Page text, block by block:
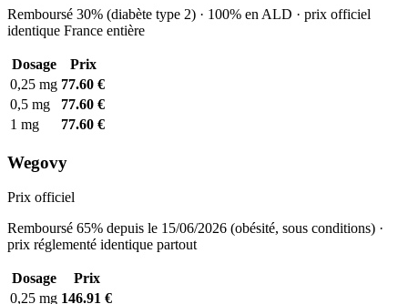
Remboursé 30% (diabète type 2) · 100% en ALD · prix officiel
identique France entière
Dosage
Prix
0,25 mg 77.60 €
0,5 mg
77.60 €
1 mg
77.60 €
Wegovy
Prix officiel
Remboursé 65% depuis le 15/06/2026 (obésité, sous conditions) ·
prix réglementé identique partout
Dosage
Prix
0,25 mg 146.91 €